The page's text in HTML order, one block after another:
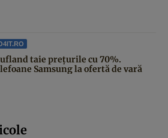
taie prețurile cu 70%.
Samsung la ofertă de vară